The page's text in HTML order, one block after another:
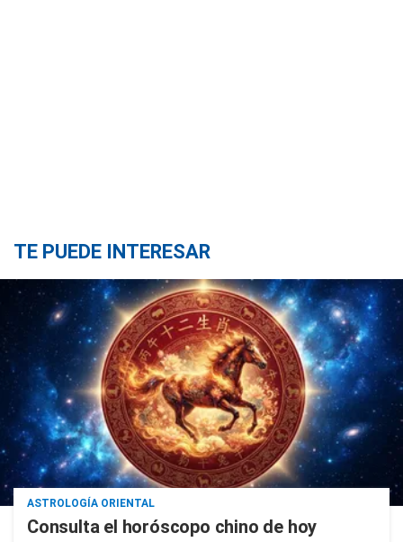
TE PUEDE INTERESAR
ASTROLOGÍA ORIENTAL
Consulta el horóscopo chino de hoy